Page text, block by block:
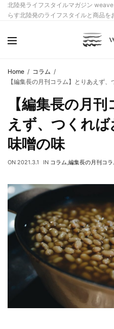
北陸発ライフスタイルマガジン
らす北陸発のライフスタイルと商品を
Home
コラム
【編集長の月刊コラム】とりあえず
【編集長の月
えず、つくれ
味噌の味
ON 2021.3.1 IN コラム,編集長の月刊コラ